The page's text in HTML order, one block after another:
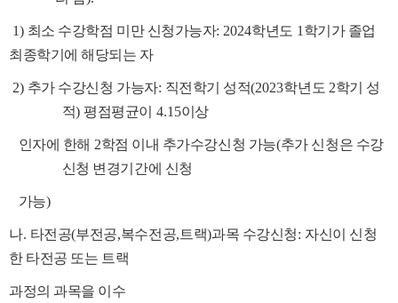
1) 최소 수강학점 미만 신청가능자: 2024학년도 1 학기가 졸업
최종학기에 해당되는 자
2) 추가 수강신청 가능자: 직전학기 성적(2023학년도 2학기 성
적) 평점평균이 4.15이상
인자에 한해 2학점 이내 추가수강신청 가능(추가 신청은 수강
신청 변경기간에 신청
가능)
나. 타전공(부전공,복수전공, 트랙)과목 수강신청: 자신이 신청
한 타전공 또는 트랙
과정의 과목을 이수